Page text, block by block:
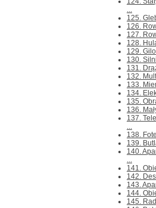
...
125.
126.
127.
128.
129.
130.
131.
132.
133.
134.
135.
136.
137.
...
138.
139.
140.
...
141.
142.
143.
144.
145.